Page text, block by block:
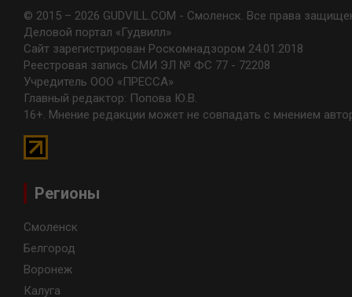
© 2015 – 2026 GUDVILL.COM - Смоленск. Все права
Деловой портал «Гудвилл»
Сайт зарегистрирован Роскомнадзором 24.01.2018
Реестровая запись СМИ ЭЛ № ФС 77 - 72208
Учредитель ООО «ПРЕССА»
Главный редактор: Попова Ю.В.
16+. Мнение редакции может не совпадать с мнением
Регионы
Смоленск
Белгород
Воронеж
Калуга